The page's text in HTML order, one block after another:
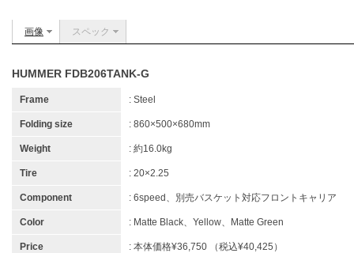
画像 スペック
HUMMER FDB206TANK-G
Frame : Steel
Folding size : 860×500×680mm
Weight : 約16.0kg
Tire : 20×2.25
Component : 6speed、別売バスケット対応フロントキャリア
Color : Matte Black、Yellow、Matte Green
Price : 本体価格¥36,750 （税込¥40,425）